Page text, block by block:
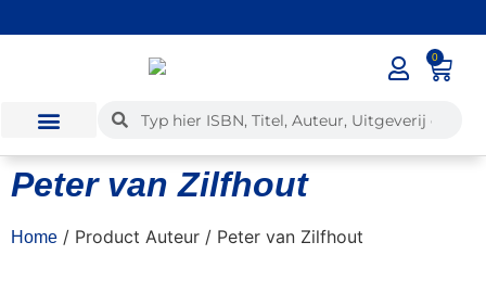
0
Peter van Zilfhout
Home / Product Auteur / Peter van Zilfhout